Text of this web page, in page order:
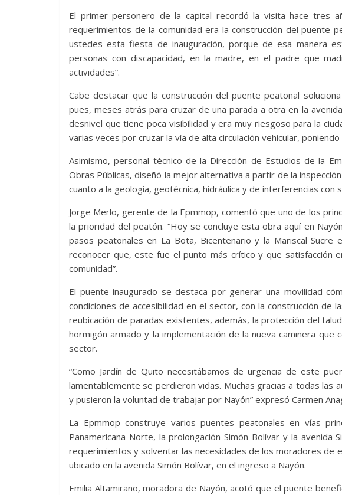
El primer personero de la capital recordó la visita hace tres
requerimientos de la comunidad era la construcción del puente
ustedes esta fiesta de inauguración, porque de esa manera
personas con discapacidad, en la madre, en el padre que
actividades”.
Cabe destacar que la construcción del puente peatonal
pues, meses atrás para cruzar de una parada a otra en la
desnivel que tiene poca visibilidad y era muy riesgoso para la
varias veces por cruzar la vía de alta circulación vehicular,
Asimismo, personal técnico de la Dirección de Estudios de la
Obras Públicas, diseñó la mejor alternativa a partir de la
cuanto a la geología, geotécnica, hidráulica y de interferencias con
Jorge Merlo, gerente de la Epmmop, comentó que uno de los
la prioridad del peatón. “Hoy se concluye esta obra aquí en
pasos peatonales en La Bota, Bicentenario y la Mariscal
reconocer que, este fue el punto más crítico y que satisfacción
comunidad”.
El puente inaugurado se destaca por generar una movilidad
condiciones de accesibilidad en el sector, con la construcción de
reubicación de paradas existentes, además, la protección del
hormigón armado y la implementación de la nueva caminera
sector.
“Como Jardín de Quito necesitábamos de urgencia de este
lamentablemente se perdieron vidas. Muchas gracias a todas las
y pusieron la voluntad de trabajar por Nayón” expresó Carmen
La Epmmop construye varios puentes peatonales en vías
Panamericana Norte, la prolongación Simón Bolívar y la avenida
requerimientos y solventar las necesidades de los moradores
ubicado en la avenida Simón Bolívar, en el ingreso a Nayón.
Emilia Altamirano, moradora de Nayón, acotó que el puente